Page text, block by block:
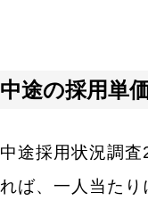
中途の採用単
中途採用状況調
れば、 一人当たり